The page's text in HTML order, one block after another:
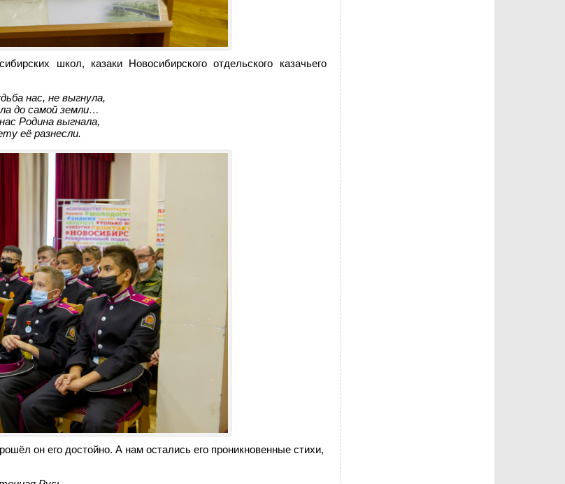
школ, казаки Новосибирского отдельского казачьего
нас, не выгнула,
до самой земли…
Родина выгнала,
её разнесли.
он его достойно. А нам остались его проникновенные стихи,